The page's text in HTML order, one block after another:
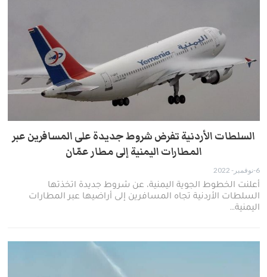
السلطات الأردنية تفرض شروط جديدة على المسافرين عبر
المطارات اليمنية إلى مطار عمّان
6-نوفمبر- 2022
أعلنت الخطوط الجوية اليمنية، عن شروط جديدة اتخذتها
السلطات الأردنية تجاه المسافرين إلى أراضيها عبر المطارات
اليمنية…